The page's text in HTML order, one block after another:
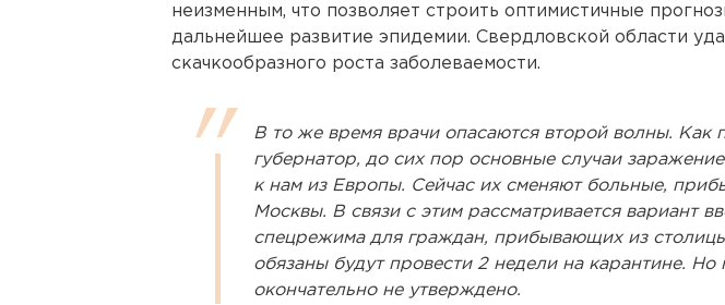
неизменным, что позволяет строить оптимистичные
дальнейшее развитие эпидемии. Свердловской области
скачкообразного роста заболеваемости.
В то же время врачи опасаются второй волны. Как
губернатор, до сих пор основные случаи
к нам из Европы. Сейчас их сменяют больные,
Москвы. В связи с этим рассматривается вариант
спецрежима для граждан, прибывающих из
обязаны будут провести 2 недели на карантине.
окончательно не утверждено.